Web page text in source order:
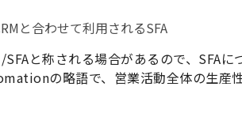
と合わせて利用されるSFA
SFAと称される場合があるので、SFA
の略語で、営業活動全体の生産